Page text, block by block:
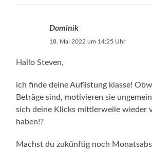
Dominik
18. Mai 2022 um 14:25 Uhr
Hallo Steven,
ich finde deine Auflistung klasse!
Beträge sind, motivieren sie
sich deine Klicks mittlerweile wieder
haben!?
Machst du zukünftig noch